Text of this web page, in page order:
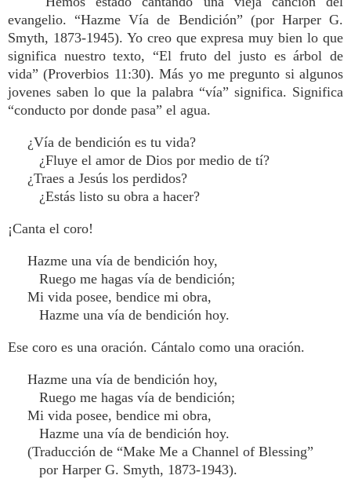
evangelio. “Hazme Vía de Bendición” (por Harper G.
Smyth, 1873-1945). Yo creo que expresa muy bien lo que
significa nuestro texto, “El fruto del justo es árbol de
vida” (Proverbios 11:30). Más yo me pregunto si algunos
jovenes saben lo que la palabra “vía” significa. Significa
“conducto por donde pasa” el agua.
¿Vía de bendición es tu vida?
¿Fluye el amor de Dios por medio de tí?
¿Traes a Jesús los perdidos?
¿Estás listo su obra a hacer?
¡Canta el coro!
Hazme una vía de bendición hoy,
Ruego me hagas vía de bendición;
Mi vida posee, bendice mi obra,
Hazme una vía de bendición hoy.
Ese coro es una oración. Cántalo como una oración.
Hazme una vía de bendición hoy,
Ruego me hagas vía de bendición;
Mi vida posee, bendice mi obra,
Hazme una vía de bendición hoy.
(Traducción de “Make Me a Channel of Blessing”
por Harper G. Smyth, 1873-1943).